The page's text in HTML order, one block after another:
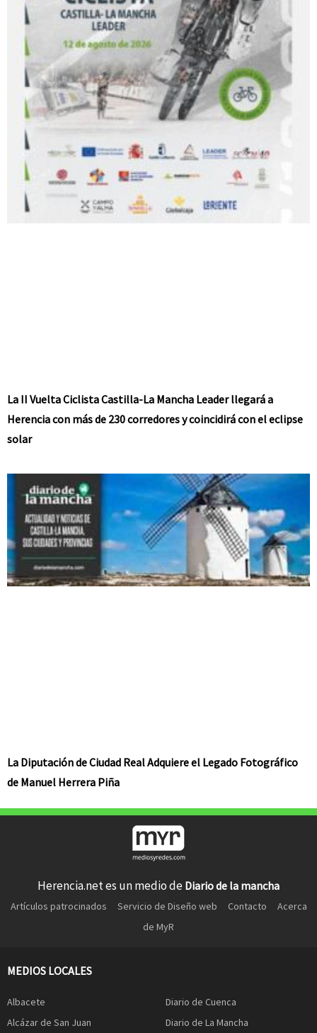
La II Vuelta Ciclista Castilla-La Mancha Leader llegará a
Herencia con más de 230 corredores y coincidirá con el eclipse
solar
La Diputación de Ciudad Real Adquiere el Legado Fotográfico
de Manuel Herrera Piña
Herencia.net es un medio de Diario de la mancha
Artículos patrocinados Servicio de Diseño web Contacto
Acerca
de MyR
MEDIOS LOCALES
Albacete
Alcázar de San Juan
Diario de Cuenca
Diario de La Mancha